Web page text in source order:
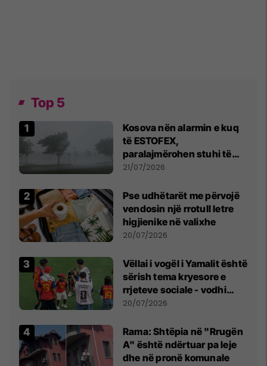
Top 5
Kosova nën alarmin e kuq
të ESTOFEX,
paralajmërohen stuhi të
fuqishme me breshër dhe
21/07/2026
Pse udhëtarët me përvojë
vendosin një rrotull letre
higjienike në valixhe
20/07/2026
Vëllai i vogël i Yamalit është
sërish tema kryesore e
rrjeteve sociale - vodhi
vëmendjen pas finales së
20/07/2026
Rama: Shtëpia në "Rrugën
A" është ndërtuar pa leje
dhe në pronë komunale